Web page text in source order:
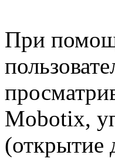
При
Mobotix,
(открытие